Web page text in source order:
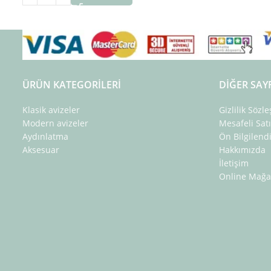
ÜRÜN KATEGORILERI
Klasik avizeler
Modern avizeler
Aydınlatma
Aksesuar
DIĞER
Gizlilik
Mesafeli
Ön
Hakkımızda
İletişim
Online